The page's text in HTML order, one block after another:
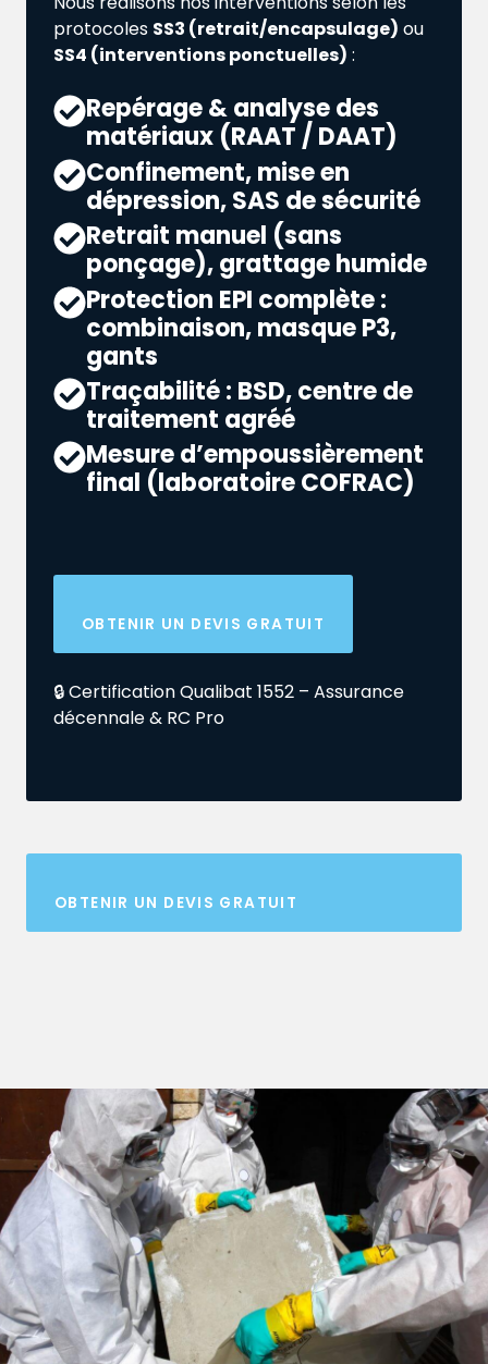
protocoles SS3 (retrait/encapsulage) ou
SS4 (interventions ponctuelles) :
Repérage & analyse des
matériaux (RAAT / DAAT)
Confinement, mise en
dépression, SAS de sécurité
Retrait manuel (sans
ponçage), grattage humide
Protection EPI complète :
combinaison, masque P3,
gants
Traçabilité : BSD, centre de
traitement agréé
Mesure d’empoussièrement
final (laboratoire COFRAC)
OBTENIR UN DEVIS GRATUIT
🔒 Certification Qualibat 1552 – Assurance
décennale & RC Pro
OBTENIR UN DEVIS GRATUIT